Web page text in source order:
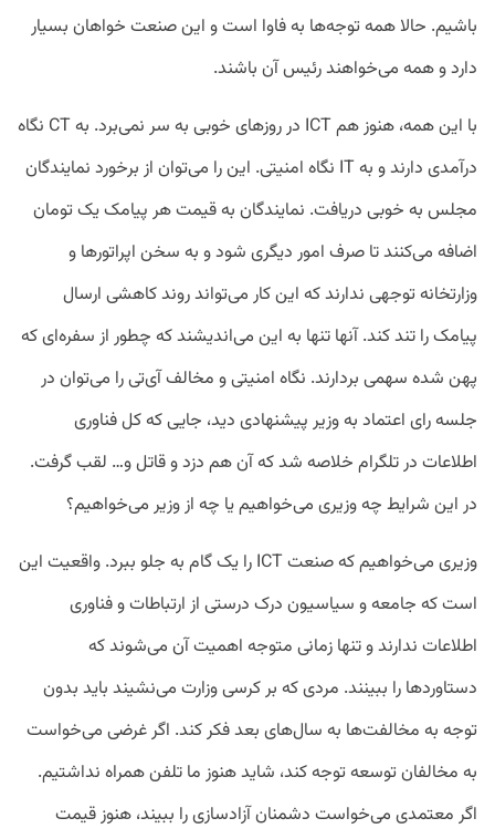
باشیم. حالا همه توجه‌ها به فاوا است و این صنعت خواهان بسیار
دارد و همه می‌خواهند رئیس آن باشند.
با این همه، هنوز هم ICT در روزهای خوبی به سر نمی‌برد. به CT نگاه
درآمدی دارند و به IT نگاه امنیتی. این را می‌توان از برخورد نمایندگان
مجلس به خوبی دریافت. نمایندگان به قیمت هر پیامک یک تومان
اضافه می‌کنند تا صرف امور دیگری شود و به سخن اپراتورها و
وزارتخانه توجهی ندارند که این کار می‌تواند روند کاهشی ارسال
پیامک را تند کند. آنها تنها به این می‌اندیشند که چطور از سفره‌ای که
پهن شده سهمی بردارند. نگاه امنیتی و مخالف آی‌تی را می‌توان در
جلسه رای اعتماد به وزیر پیشنهادی دید، جایی که کل فناوری
اطلاعات در تلگرام خلاصه شد که آن هم دزد و قاتل و… لقب گرفت.
در این شرایط چه وزیری می‌خواهیم یا چه از وزیر می‌خواهیم؟
وزیری می‌خواهیم که صنعت ICT را یک گام به جلو ببرد. واقعیت این
است که جامعه و سیاسیون درک درستی از ارتباطات و فناوری
اطلاعات ندارند و تنها زمانی متوجه اهمیت آن می‌شوند که
دستاوردها را ببینند. مردی که بر کرسی وزارت می‌نشیند باید بدون
توجه به مخالفت‌ها به سال‌های بعد فکر کند. اگر غرضی می‌خواست
به مخالفان توسعه توجه کند، شاید هنوز ما تلفن همراه نداشتیم.
اگر معتمدی می‌خواست دشمنان آزادسازی را ببیند، هنوز قیمت